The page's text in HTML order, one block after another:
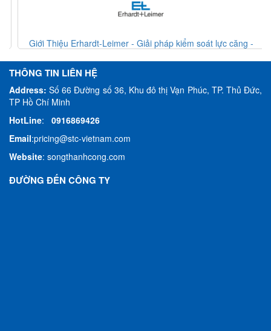
Giới Thiệu Erhardt-Leimer - Giải pháp kiểm soát lực căng -
THÔNG TIN LIÊN HỆ
Address:Số 66 Đường số 36, Khu đô thị Vạn Phúc, TP. Thủ Đức,
TP Hồ Chí Minh
HotLine: 0916869426
Email:pricing@stc-vietnam.com
Website: songthanhcong.com
ĐƯỜNG ĐẾN CÔNG TY